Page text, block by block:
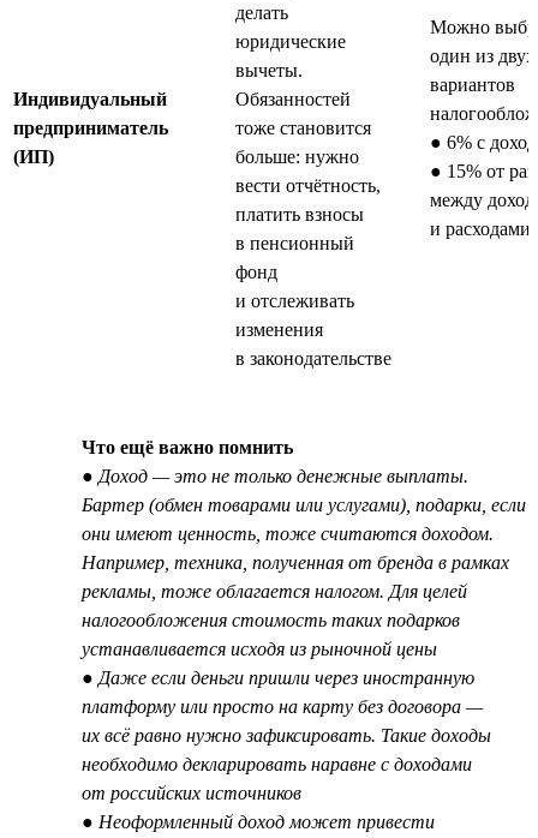
Индивидуальный
предприниматель
(ИП)
делать
юридические
вычеты.
Обязанностей
тоже становится
больше: нужно
вести отчётность,
платить взносы
в пенсионный
фонд
и отслеживать
изменения
в законодательстве
Можно
один из двух
вариантов
● 6% с
● 15% от
между
и расходами
Что ещё важно помнить
● Доход — это не только денежные выплаты.
Бартер (обмен товарами или услугами), подарки, если
они имеют ценность, тоже считаются доходом.
Например, техника, полученная от бренда в рамках
рекламы, тоже облагается налогом. Для целей
налогообложения стоимость таких подарков
устанавливается исходя из рыночной цены
● Даже если деньги пришли через иностранную
платформу или просто на карту без договора —
их всё равно нужно зафиксировать. Такие доходы
необходимо декларировать наравне с доходами
от российских источников
● Неоформленный доход может привести